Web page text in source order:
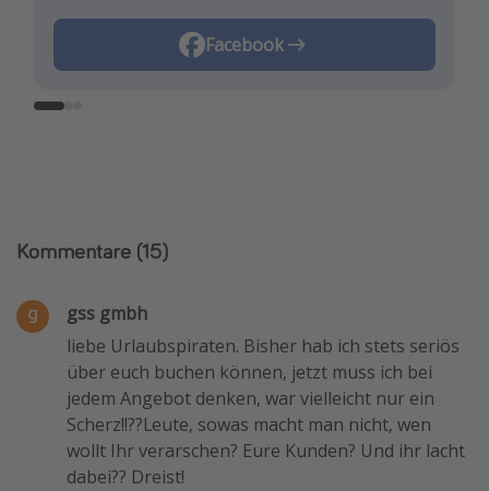
Facebook
Instagram
TikTok
Kommentare (15)
gss gmbh
liebe Urlaubspiraten. Bisher hab ich stets seriös
über euch buchen können, jetzt muss ich bei
jedem Angebot denken, war vielleicht nur ein
Scherz!!??Leute, sowas macht man nicht, wen
wollt Ihr verarschen? Eure Kunden? Und ihr lacht
dabei?? Dreist!